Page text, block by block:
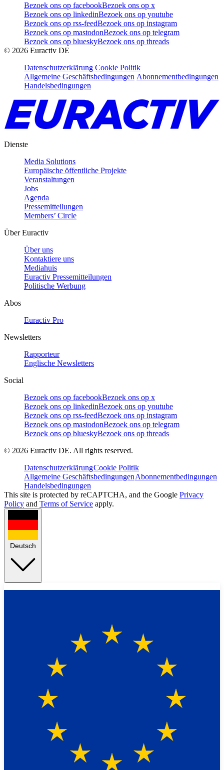
Bezoek ons op facebookBezoek ons op x
Bezoek ons op linkedinBezoek ons op youtube
Bezoek ons op rss-feedBezoek ons op instagram
Bezoek ons op mastodonBezoek ons op telegram
Bezoek ons op blueskyBezoek ons op threads
© 2026 Euractiv DE
Datenschutzerklärung Cookie Politik
Allgemeine Geschäftsbedingungen Abonnementbedingungen
Handelsbedingungen
Dienste
Media Solutions
Europäische öffentliche Projekte
Veranstaltungen
Jobs
Agenda
Pressemitteilungen
Members’ Circle
Über Euractiv
Über uns
Kontaktiere uns
Mediahuis
Euractiv Pressemitteilungen
Politische Werbung
Abos
Euractiv Pro
Newsletters
Rapporteur
Englische Newsletters
Social
Bezoek ons op facebookBezoek ons op x
Bezoek ons op linkedinBezoek ons op youtube
Bezoek ons op rss-feedBezoek ons op instagram
Bezoek ons op mastodonBezoek ons op telegram
Bezoek ons op blueskyBezoek ons op threads
© 2026 Euractiv DE. All rights reserved.
DatenschutzerklärungCookie Politik
Allgemeine GeschäftsbedingungenAbonnementbedingungen
Handelsbedingungen
This site is protected by reCAPTCHA, and the Google Privacy
Policy and Terms of Service apply.
Deutsch